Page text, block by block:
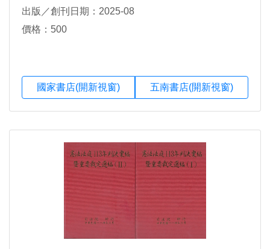
出版／創刊日期：2025-08
價格：500
國家書店(開新視窗) 五南書店(開新視窗)